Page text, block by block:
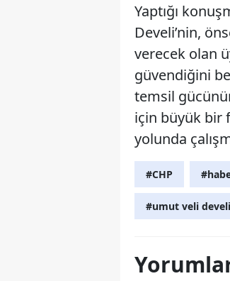
Yaptığı
Develi’nin,
verecek olan
güvendiğini
temsil
için büyük bir
yolunda
#CHP
#umut veli develi